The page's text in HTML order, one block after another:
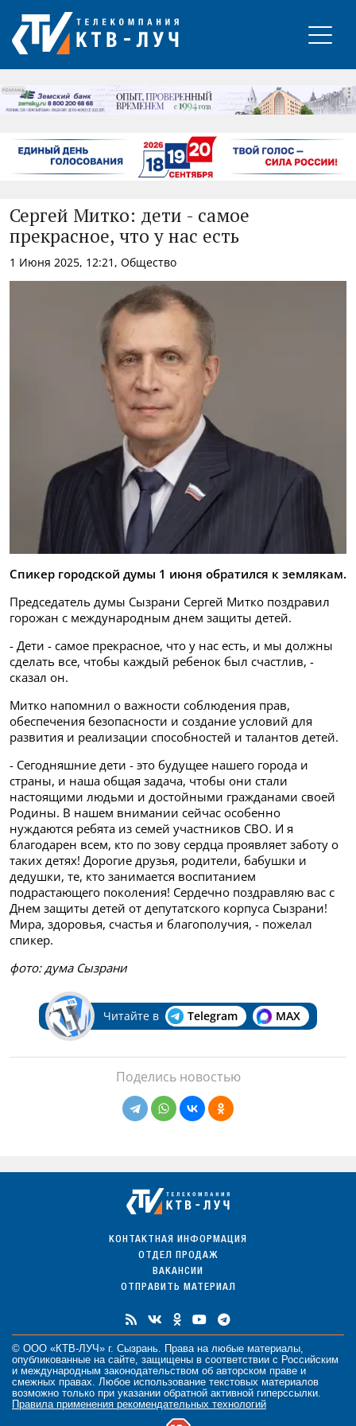
РЕКЛАМА
Сергей Митко: дети - самое
прекрасное, что у нас есть
1 Июня 2025, 12:21, Общество
Спикер городской думы 1 июня обратился к землякам.
Председатель думы Сызрани Сергей Митко поздравил
горожан с международным днем защиты детей.
- Дети - самое прекрасное, что у нас есть, и мы должны
сделать все, чтобы каждый ребенок был счастлив, -
сказал он.
Митко напомнил о важности соблюдения прав,
обеспечения безопасности и создание условий для
развития и реализации способностей и талантов детей.
- Сегодняшние дети - это будущее нашего города и
страны, и наша общая задача, чтобы они стали
настоящими людьми и достойными гражданами своей
Родины. В нашем внимании сейчас особенно
нуждаются ребята из семей участников СВО. И я
благодарен всем, кто по зову сердца проявляет заботу о
таких детях! Дорогие друзья, родители, бабушки и
дедушки, те, кто занимается воспитанием
подрастающего поколения! Сердечно поздравляю вас с
Днем защиты детей от депутатского корпуса Сызрани!
Мира, здоровья, счастья и благополучия, - пожелал
спикер.
фото: дума Сызрани
Читайте в Telegram MAX
Поделись новостью
КОНТАКТНАЯ ИНФОРМАЦИЯ
ОТДЕЛ ПРОДАЖ
ВАКАНСИИ
ОТПРАВИТЬ МАТЕРИАЛ
© ООО «КТВ-ЛУЧ» г. Сызрань. Права на любые материалы
опубликованные на сайте, защищены в соответствии с Российским
и международным законодательством об авторском праве и
смежных правах. Любое использование текстовых материалов
возможно только при указании обратной активной гиперссылки.
Правила применения рекомендательных технологий